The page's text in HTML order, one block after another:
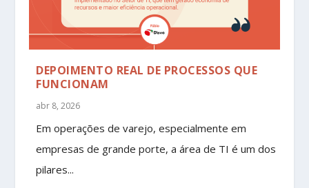
DEPOIMENTO REAL DE PROCESSOS QUE
FUNCIONAM
abr 8, 2026
Em operações de varejo, especialmente em
empresas de grande porte, a área de TI é um dos
pilares...